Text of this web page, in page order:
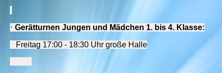
· Gerätturnen Jungen und Mädchen 1. bis 4. Klasse:
Freitag 17:00 - 18:30 Uhr große Halle